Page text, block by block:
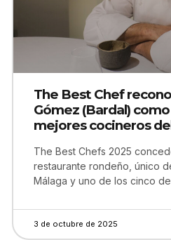
The Best Chef
Gómez (Bardal)
mejores cocineros
The Best Chefs 2025
restaurante rondeño, único
Málaga y uno de los cinco
3 de octubre de 2025